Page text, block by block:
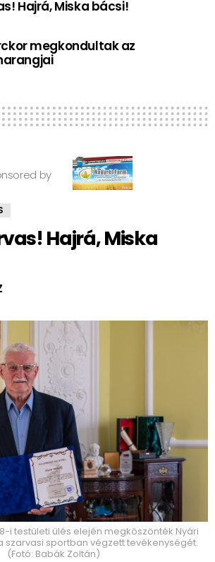
Hajrá, Miska bácsi!
megkondultak az
by
Hajrá, Miska
i testületi ülés elején megköszönték Nyári
szarvasi sportban végzett tevékenységét.
(Fotó: Babák Zoltán)